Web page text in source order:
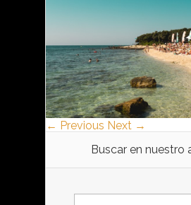
← Previous Next →
Buscar en nuestro
Buscar: